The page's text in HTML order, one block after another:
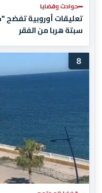
حوادث وقضايا
تعليقات أوروبية تفضح
سبتة هربا من الفقر
8